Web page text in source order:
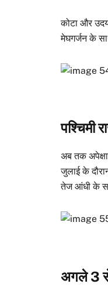
कोटा और
मेघगर्जन के
पश्चिमी
अब तक
जुलाई के
तेज आंधी के
अगले 3 से